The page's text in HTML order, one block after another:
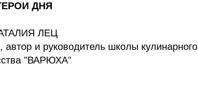
ДНЯ
ЛЕЦ
и руководитель школы кулинарного
"ВАРЮХА"